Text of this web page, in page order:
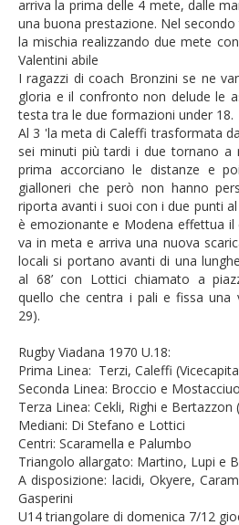
arriva la prima delle 4 mete, dalle
una buona prestazione. Nel
la mischia realizzando due mete
Valentini abile
I ragazzi di coach Bronzini se ne
gloria e il confronto non delude le
testa tra le due formazioni under 18.
Al 3 'la meta di Caleffi trasformata
sei minuti più tardi i due tornano a
prima accorciano le distanze e
gialloneri che però non hanno
riporta avanti i suoi con i due punti
è emozionante e Modena effettua
va in meta e arriva una nuova
locali si portano avanti di una
al 68’ con Lottici chiamato a
quello che centra i pali e fissa una
29).
Rugby Viadana 1970 U.18:
Prima Linea: Terzi, Caleffi
Seconda Linea: Broccio e
Terza Linea: Cekli, Righi e Bertazzon
Mediani: Di Stefano e Lottici
Centri: Scaramella e Palumbo
Triangolo allargato: Martino, Lupi e
A disposizione: lacidi, Okyere,
Gasperini
U14 triangolare di domenica 7/12